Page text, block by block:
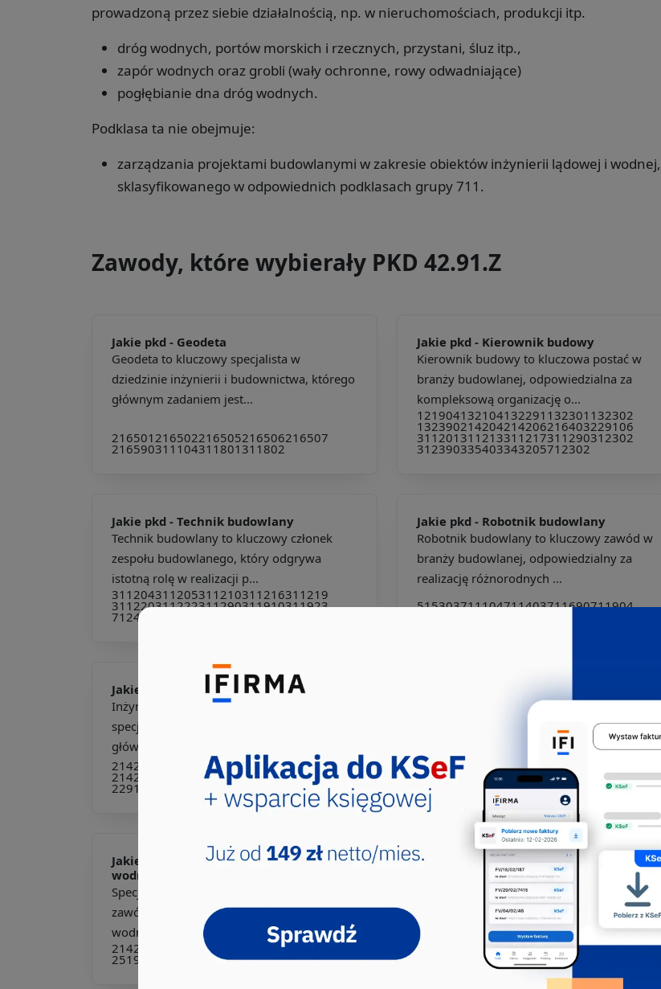
prowadzoną przez siebie działalnością, np. w nieruchomościach, produkcji itp.
dróg wodnych, portów morskich i rzecznych, przystani, śluz itp.,
zapór wodnych oraz grobli (wały ochronne, rowy odwadniające)
pogłębianie dna dróg wodnych.
Podklasa ta nie obejmuje:
zarządzania projektami budowlanymi w zakresie obiektów inżynierii lądowej i wodnej,
sklasyfikowanego w odpowiednich podklasach grupy 711.
Zawody, które wybierały PKD 42.91.Z
Jakie pkd - Geodeta
Geodeta to kluczowy specjalista w
dziedzinie inżynierii i budownictwa, którego
głównym zadaniem jest...
216501 216502216505216506216507
216590311104311801311802
Jakie pkd - Kierownik budowy
Kierownik budowy to kluczowa postać w
branży budowlanej, odpowiedzialna za
kompleksową organizację o...
121904132104132291 132301 132302
132390214204214206216403229106
311201311213311217311290312302
312390335403343205712302
Jakie pkd - Technik budowlany
Technik budowlany to kluczowy członek
zespołu budowlanego, który odgrywa
istotną rolę w realizacji p...
311204311205311210311216311219
311220311222311290311910311923
712402
Jakie pkd - Robotnik budowlany
Robotnik budowlany to kluczowy zawód w
branży budowlanej, odpowiedzialny za
realizację różnorodnych ...
515303711104711403711690711904
Jakie pkd -
Inżynier budownictwa
Inżynier budownictwa to kluczowy
specjalista w branży budowlanej, którego
głównym zadaniem jest proj...
214202
214204214205214206
214207 214209214290214907
229106 335403
Operator sprzętu
Operator sprzętu budowlanego to kluczowa
postać w branży budowlanej,
odpowiedzialna za obsługę różno...
311217
712303713390811302 834201
834204 834290931202931206
Jakie pkd -
Specjalista ds. inżynierii
wodnej
Specjalista ds. inżynierii wodnej to kluczowy
zawód w dziedzinie zarządzania zasobami
wodnymi, który...
214201
214306 214504214505
251907 516901754102931203